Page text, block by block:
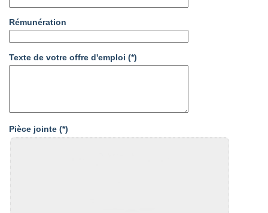
Rémunération
Texte de votre offre d'emploi (*)
Pièce jointe (*)